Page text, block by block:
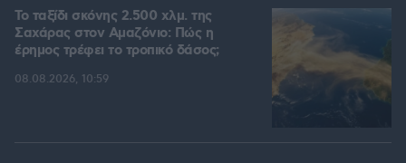
Το ταξίδι σκόνης 2.500 χλμ. της
Σαχάρας στον Αμαζόνιο: Πώς η
έρημος τρέφει το τροπικό δάσος;
08.08.2026, 10:59